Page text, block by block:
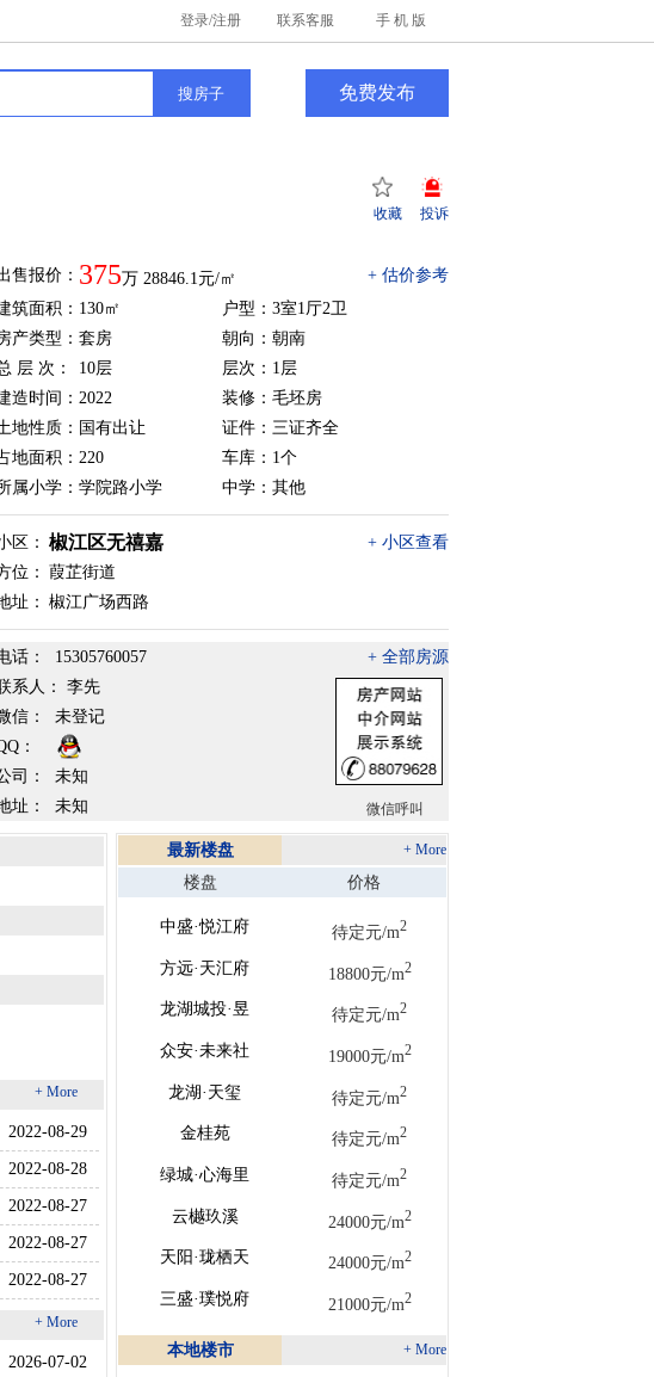
手 机 版
联系客服
登录/注册
免费发布
收藏 投诉
售报价： 375万 28846.1元/㎡
+ 估价参考
筑面积： 130㎡
户型：3室1厅2卫
产类型： 套房
朝向：朝南
层 次：
10层
层次：1层
造时间： 2022
装修：毛坯房
地性质： 国有出让
证件：三证齐全
地面积： 220
车库：1个
属小学： 学院路小学 中学：其他
区： 椒江区无禧嘉
+ 小区查看
位： 葭芷街道
址： 椒江广场西路
话： 15305760057
+ 全部房源
系人：
李先
信：
未登记
：
司：
未知
址：
未知 微信呼叫
+ More
2022-08-29
2022-08-28
2022-08-27
2022-08-27
2022-08-27
+ More
2026-07-02
最新楼盘 + More
楼盘 价格
中盛·悦江府 待定元/m2
方远·天汇府 18800元/m2
龙湖城投·昱 待定元/m2
众安·未来社 19000元/m2
龙湖·天玺 待定元/m2
金桂苑 待定元/m2
绿城·心海里 待定元/m2
云樾玖溪 24000元/m2
天阳·珑栖天 24000元/m2
三盛·璞悦府 21000元/m2
本地楼市 + More